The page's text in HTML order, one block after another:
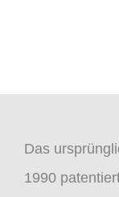
Das
1990